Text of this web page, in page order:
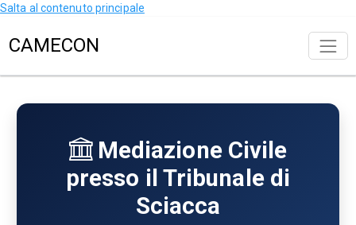
Salta al contenuto principale
CAMECON
Mediazione Civile
presso il Tribunale di
Sciacca